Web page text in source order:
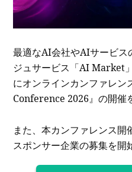
最適なAI会社やAIサービス
ジュサービス「AI Market
にオンラインカンファレ
Conference 2026』の開催
また、本カンファレンス開
スポンサー企業の募集を開